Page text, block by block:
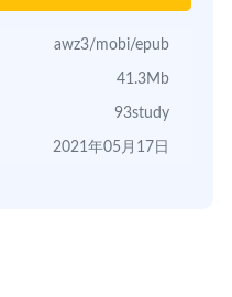
awz3/mobi/epub
41.3Mb
93study
2021年05月17日